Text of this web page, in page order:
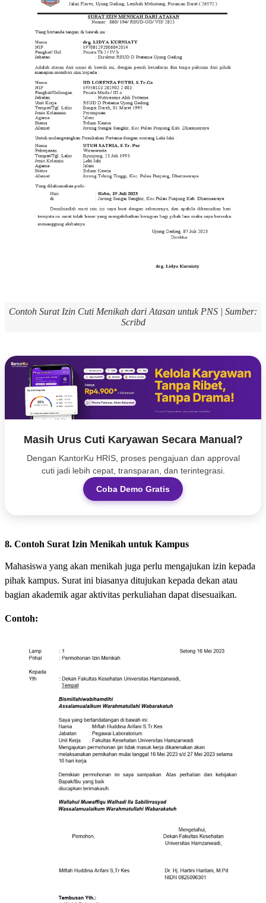
Contoh Surat Izin Cuti Menikah dari Atasan untuk PNS | Sumber:
Scribd
Masih Urus Cuti Karyawan Secara Manual?
Dengan KantorKu HRIS, proses pengajuan dan approval
cuti jadi lebih cepat, transparan, dan terintegrasi.
Coba Demo Gratis
8. Contoh Surat Izin Menikah untuk Kampus
Mahasiswa yang akan menikah juga perlu mengajukan izin kepada
pihak kampus. Surat ini biasanya ditujukan kepada dekan atau
bagian akademik agar aktivitas perkuliahan dapat disesuaikan.
Contoh: